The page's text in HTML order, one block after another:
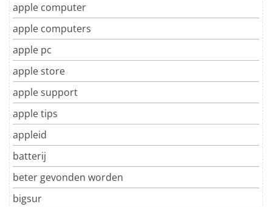
apple computer
apple computers
apple pc
apple store
apple support
apple tips
appleid
batterij
beter gevonden worden
bigsur